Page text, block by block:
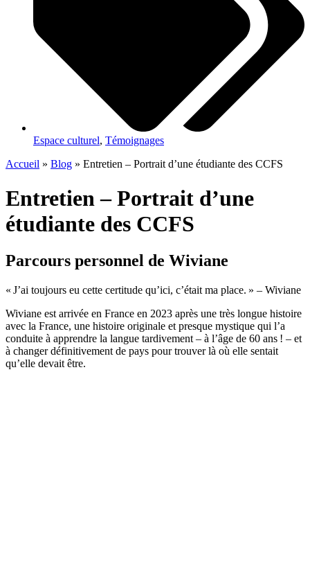
Espace culturel, Témoignages
Accueil » Blog » Entretien – Portrait d’une étudiante des CCFS
Entretien – Portrait d’une
étudiante des CCFS
Parcours personnel de Wiviane
« J’ai toujours eu cette certitude qu’ici, c’était ma place. » – Wiviane
Wiviane est arrivée en France en 2023 après une très longue histoire
avec la France, une histoire originale et presque mystique qui l’a
conduite à apprendre la langue tardivement – à l’âge de 60 ans ! – et
à changer définitivement de pays pour trouver là où elle sentait
qu’elle devait être.